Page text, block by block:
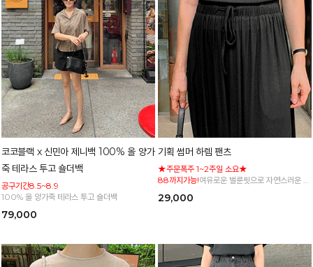
코코블랙 x 신민아 제니백 100% 올 양가
죽 테라스 투고 숄더백
공구기간8.5~8.9
100% 올 양가죽 테라스 투고 숄더백
79,000
기획 썸머 하렘 팬츠
★주문폭주 1~2주일 소요★
88까지가능!여유로운 벌룬핏으로 자연스러운 체
29,000